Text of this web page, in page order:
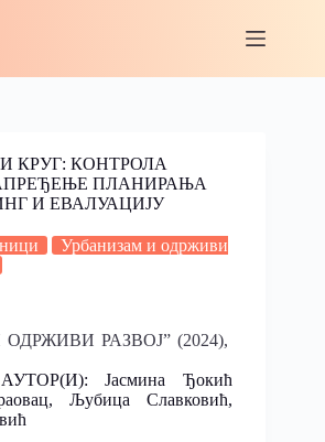
КРУГ: КОНТРОЛА
ПЛАНИРАЊА
И ЕВАЛУАЦИЈУ
Урбанизам и одрживи
РАЗВОЈ” (2024),
Jасмина Ђокић
Љубица Славковић,